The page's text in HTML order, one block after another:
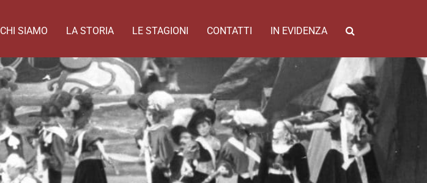
CHI SIAMO LA STORIA LE STAGIONI CONTATTI IN EVIDENZA